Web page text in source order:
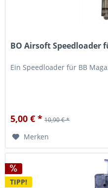
BO Airsoft Speedloader
Ein Speedloader für BB
5,00 € * 10,90 € *
Merken
TIPP!